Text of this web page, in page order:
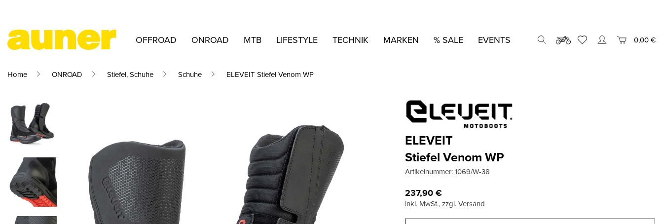
OFFROAD ONROAD MTB LIFESTYLE TECHNIK MARKEN % SALE EVENTS 0,00 €
Home ONROAD Stiefel, Schuhe Schuhe ELEVEIT Stiefel Venom WP
ELEVEIT
Stiefel Venom WP
Artikelnummer:1069/W-38
237,90€
inkl. MwSt., zzgl. Versand